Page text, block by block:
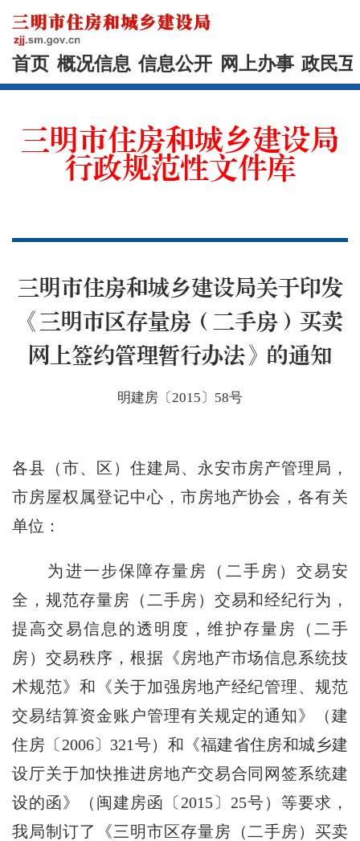
首页 概况信息 信息公开 网上办事 政民
三明市住房和城乡建设局
行政规范性文件库
三明市住房和城乡建设局关于印发
《三明市区存量房（二手房）买卖
网上签约管理暂行办法》的通知
明建房〔2015〕58号
各县（市、区）住建局、永安市房产管理局，
市房屋权属登记中心，市房地产协会，各有关
单位：
为进一步保障存量房（二手房）交易安
全，规范存量房（二手房）交易和经纪行为，
提高交易信息的透明度，维护存量房（二手
房）交易秩序，根据《房地产市场信息系统技
术规范》和《关于加强房地产经纪管理、规范
交易结算资金账户管理有关规定的通知》（建
住房〔2006〕321号）和《福建省住房和城乡建
设厅关于加快推进房地产交易合同网签系统建
设的函》（闽建房函〔2015〕25号）等要求，
我局制订了《三明市区存量房（二手房）买卖